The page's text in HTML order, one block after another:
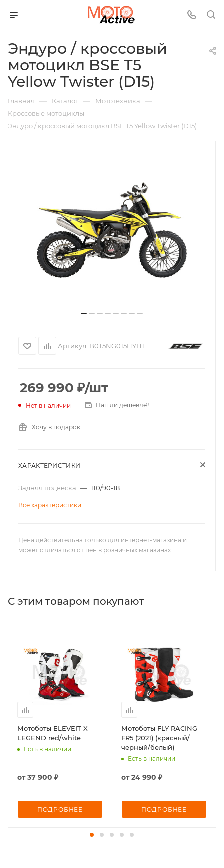
Эндуро / кроссовый
мотоцикл BSE T5
Yellow Twister (D15)
Главная — Каталог — Мототехника —
Кроссовые мотоциклы —
Эндуро / кроссовый мотоцикл BSE T5 Yellow Twister (D15)
Артикул: B0T5NG015HYH1
269 990 ₽/шт
Нет в наличии Нашли дешевле?
Хочу в подарок
ХАРАКТЕРИСТИКИ
Задняя подвеска — 110/90-18
Все характеристики
Цена действительна только для интернет-магазина и
может отличаться от цен в розничных магазинах
С этим товаром покупают
Мотоботы ELEVEIT X
LEGEND red/white
Есть в наличии
от37 900 ₽
ПОДРОБНЕЕ
Мотоботы FLY RACING
FR5 (2021) (красный/
черный/белый)
Есть в наличии
от24 990 ₽
ПОДРОБНЕЕ